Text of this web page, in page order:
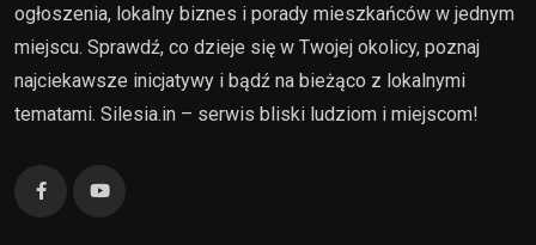
ogłoszenia, lokalny biznes i porady mieszkańców w jednym
miejscu. Sprawdź, co dzieje się w Twojej okolicy, poznaj
najciekawsze inicjatywy i bądź na bieżąco z lokalnymi
tematami. Silesia.in – serwis bliski ludziom i miejscom!